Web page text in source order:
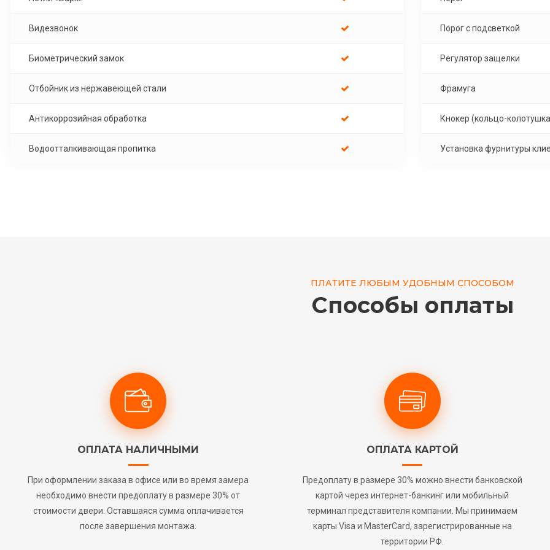
Видезвонок
Биометрический замок
Отбойник из нержавеющей стали
Антикоррозийная обработка
Водоотталкивающая пропитка
Порог с подсветкой
Регулятор защелки
Фрамуга
Кнокер (кольцо-
Установка фурнитуры
ПЛАТИТЕ ЛЮБЫМ УДОБНЫМ СПОСОБОМ
Способы оплаты
ОПЛАТА НАЛИЧНЫМИ
При оформлении заказа в офисе или во время замера
необходимо внести предоплату в размере 30% от
стоимости двери. Оставшаяся сумма оплачивается
после завершения монтажа.
ОПЛАТА КАРТОЙ
Предоплату в размере 30% можно внести банковской
картой через интернет-банкинг или мобильный
терминал представителя компании. Мы принимаем
карты Visa и MasterCard, зарегистрированные на
территории РФ.